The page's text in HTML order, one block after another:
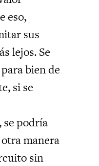
eso,
sus
lejos. Se
bien de
si se
podría
manera
sin